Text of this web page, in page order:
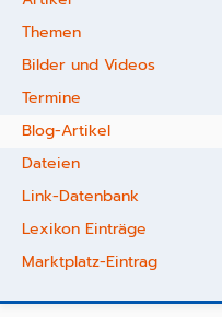
Themen
Bilder und Videos
Termine
Blog-Artikel
Dateien
Link-Datenbank
Lexikon Einträge
Marktplatz-Eintrag